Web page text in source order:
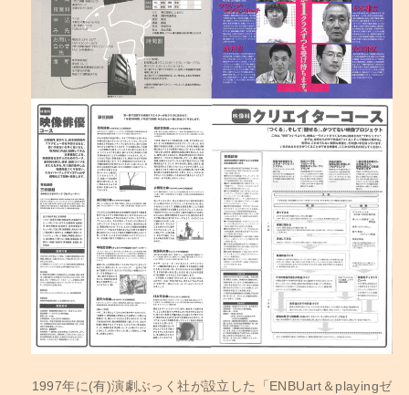
1997年に(有)演劇ぶっく社が設立した「ENBUart＆playingゼ